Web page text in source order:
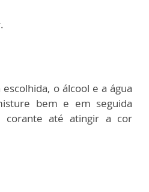
o álcool e a água
bem e em seguida
corante até atingir a cor